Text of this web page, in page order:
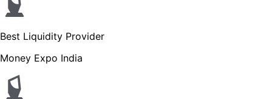
Best Liquidity Provider
Money Expo India